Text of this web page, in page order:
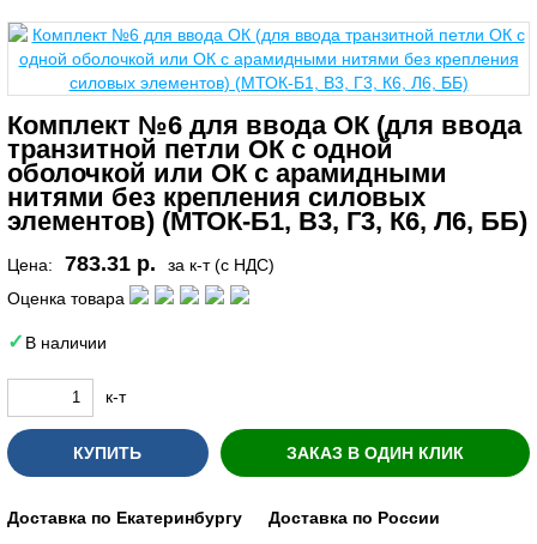
Комплект №6 для ввода ОК (для ввода
транзитной петли ОК с одной
оболочкой или ОК с арамидными
нитями без крепления силовых
элементов) (МТОК-Б1, В3, Г3, К6, Л6, ББ)
Цена: 783.31 р.
за к-т (с НДС)
Оценка товара
В наличии
к-т
КУПИТЬ ЗАКАЗ В ОДИН КЛИК
Доставка по Екатеринбургу Доставка по России